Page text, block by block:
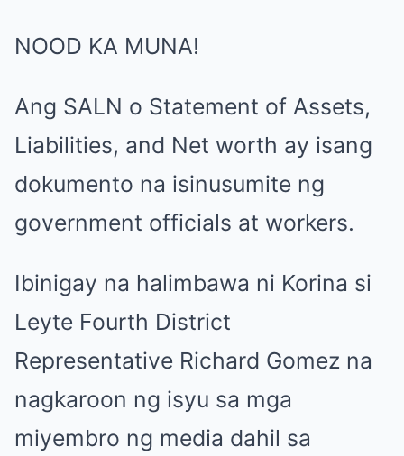
NOOD KA MUNA!
Ang SALN o Statement of Assets,
Liabilities, and Net worth ay isang
dokumento na isinusumite ng
government officials at workers.
Ibinigay na halimbawa ni Korina si
Leyte Fourth District
Representative Richard Gomez na
nagkaroon ng isyu sa mga
miyembro ng media dahil sa